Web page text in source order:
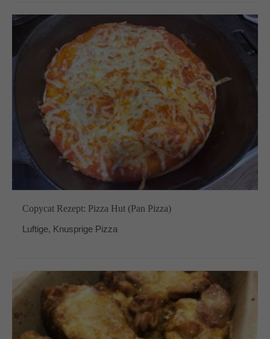
Copycat Rezept: Pizza Hut (Pan Pizza)
Luftige, Knusprige Pizza